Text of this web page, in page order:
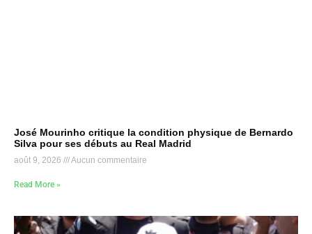
José Mourinho critique la condition physique de Bernardo
Silva pour ses débuts au Real Madrid
août 9, 2026 Aucun commentaire
Read More »